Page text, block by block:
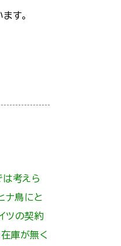
す。
は考えら
ナ鳥にと
ツの契約
庫が無く